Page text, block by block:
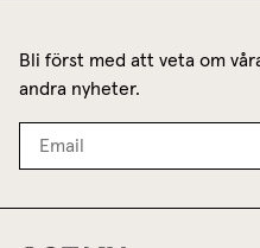
Bli först med att veta om
andra nyheter.